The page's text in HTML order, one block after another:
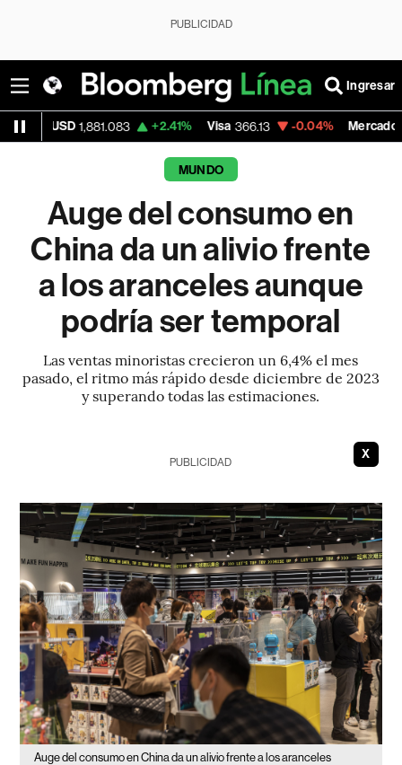
PUBLICIDAD
Ingresar
+2.41% Visa 366.13 -0.04% MercadoLibre 1,879.59
MUNDO
Auge del consumo en
China da un alivio frente
a los aranceles aunque
podría ser temporal
Las ventas minoristas crecieron un 6,4% el mes
pasado, el ritmo más rápido desde diciembre de 2023
y superando todas las estimaciones.
X
PUBLICIDAD
Auge del consumo en China da un alivio frente a los aranceles